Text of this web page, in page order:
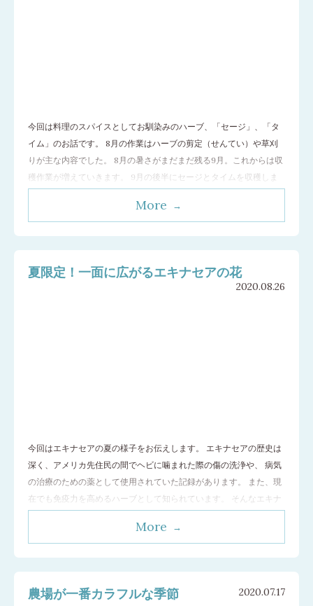
今回は料理のスパイスとしてお馴染みのハーブ、「セージ」、「タ
イム」のお話です。 8月の作業はハーブの剪定（せんてい）や草刈
りが主な内容でした。 8月の暑さがまだまだ残る9月。これからは収
穫作業が増えていきます。 9月の後半にセージとタイムを収穫しま
いアラビアのことわざには 「庭にセージを植えている者がどうして
More
夏限定！一面に広がるエキナセアの花
2020.08.26
今回はエキナセアの夏の様子をお伝えします。 エキナセアの歴史は
深く、アメリカ先住民の間でヘビに噛まれた際の傷の洗浄や、 病気
の治療のための薬として使用されていた記録があります。 また、現
在でも免疫力を高めるハーブとして知られています。 そんなエキナ
農場一面に咲き誇るエキナセアを見るのが楽しみです。 7月中旬を
More
農場が一番カラフルな季節 2020.07.17